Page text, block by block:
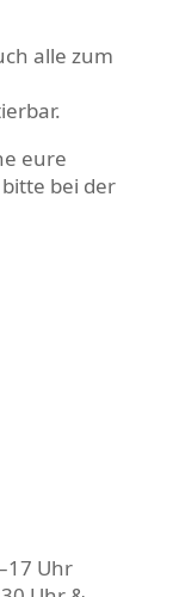
alle zum
eure
bei der
Uhr